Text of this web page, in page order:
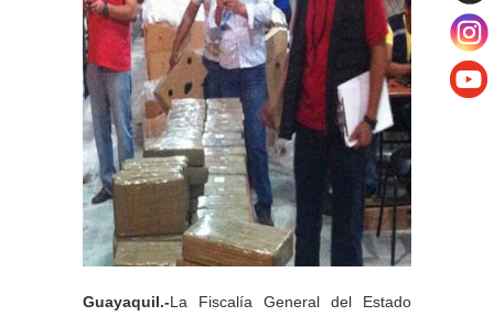
Guayaquil.-La Fiscalía General del Estado